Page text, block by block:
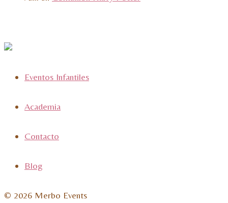
Eventos Infantiles
Academia
Contacto
Blog
© 2026 Merbo Events